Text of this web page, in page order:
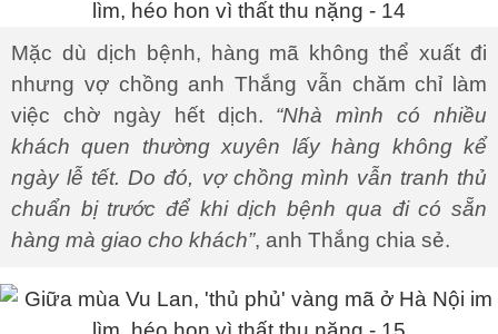
Mặc dù dịch bệnh, hàng mã không thể xuất đi
nhưng vợ chồng anh Thắng vẫn chăm chỉ làm
việc chờ ngày hết dịch. “Nhà mình có nhiều
khách quen thường xuyên lấy hàng không kể
ngày lễ tết. Do đó, vợ chồng mình vẫn tranh thủ
chuẩn bị trước để khi dịch bệnh qua đi có sẵn
hàng mà giao cho khách”, anh Thắng chia sẻ.